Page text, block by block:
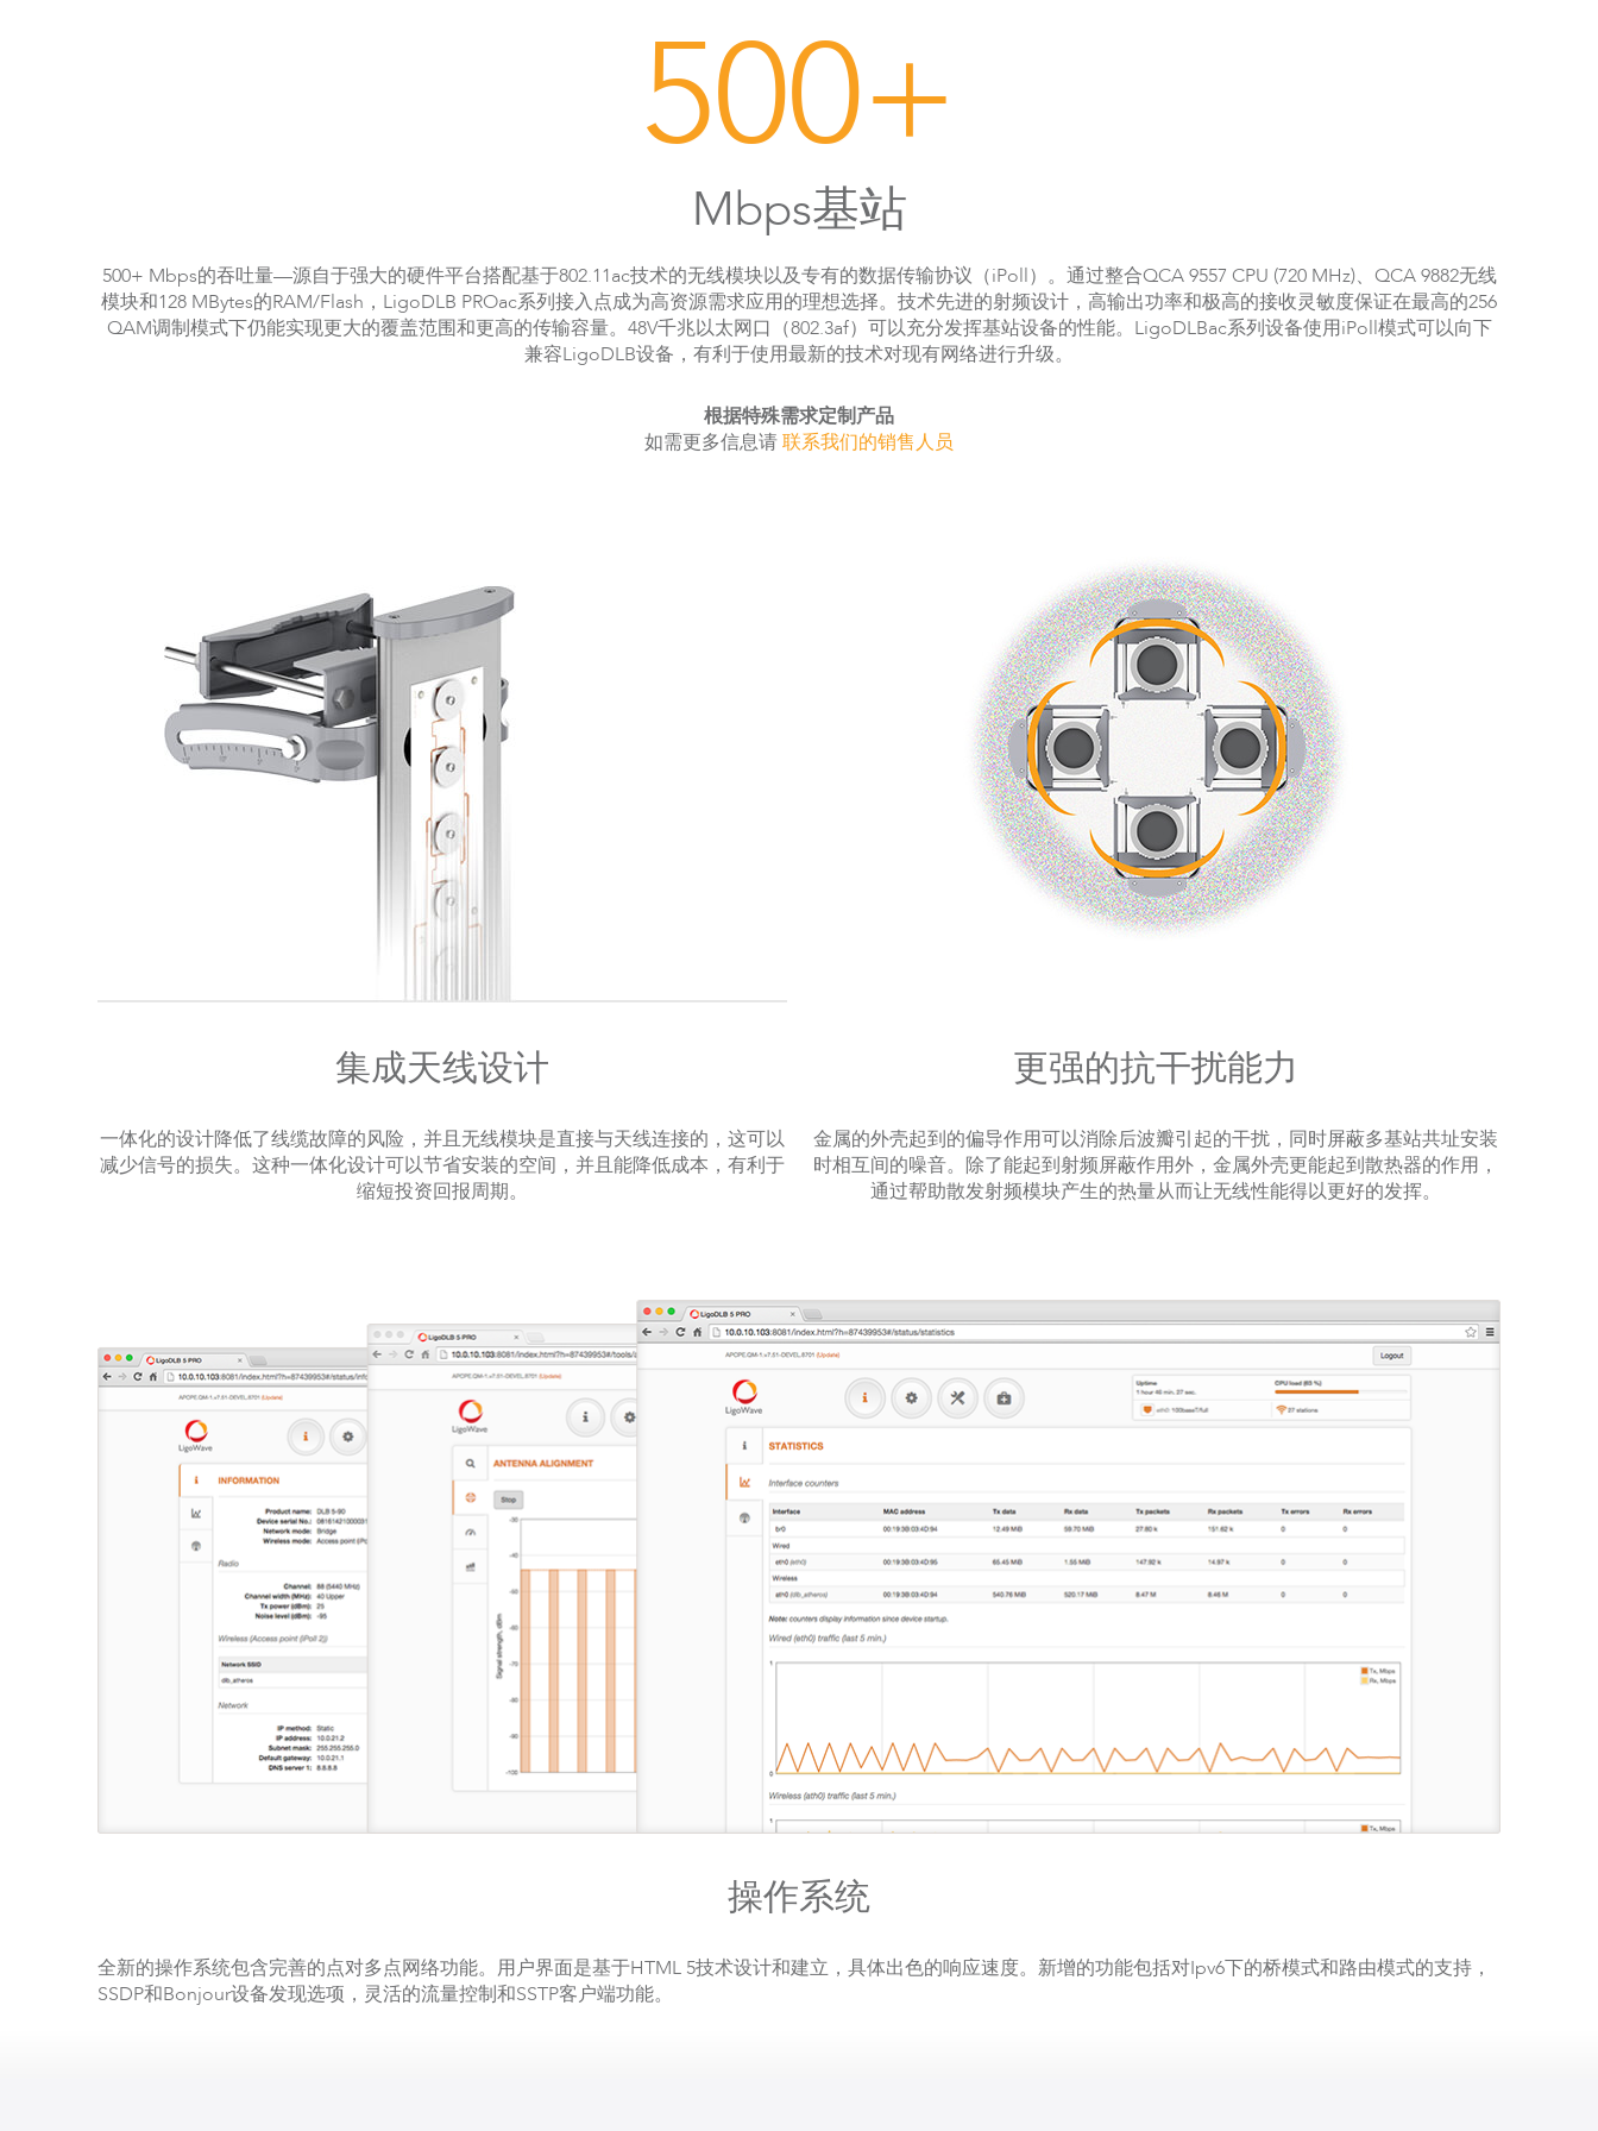
500+
Mbps基站
500+ Mbps的吞吐量—源自于强大的硬件平台搭配基于802.11ac技术的无线模块以及专有的数据传输协议（iPoll）。通过整合QCA 9557 CPU (720 MHz)、QCA 9882无线
模块和128 MBytes的RAM/Flash，LigoDLB PROac系列接入点成为高资源需求应用的理想选择。技术先进的射频设计，高输出功率和极高的接收灵敏度保证在最高的256
QAM调制模式下仍能实现更大的覆盖范围和更高的传输容量。48V千兆以太网口（802.3af）可以充分发挥基站设备的性能。LigoDLBac系列设备使用iPoll模式可以向下
兼容LigoDLB设备，有利于使用最新的技术对现有网络进行升级。
根据特殊需求定制产品
如需更多信息请联系我们的销售人员
集成天线设计
一体化的设计降低了线缆故障的风险，并且无线模块是直接与天线连接的，这可以
减少信号的损失。这种一体化设计可以节省安装的空间，并且能降低成本，有利于
缩短投资回报周期。
更强的抗干扰能力
金属的外壳起到的偏导作用可以消除后波瓣引起的干扰，同时屏蔽多基站共址安装
时相互间的噪音。除了能起到射频屏蔽作用外，金属外壳更能起到散热器的作用，
通过帮助散发射频模块产生的热量从而让无线性能得以更好的发挥。
操作系统
全新的操作系统包含完善的点对多点网络功能。用户界面是基于HTML 5技术设计和建立，具体出色的响应速度。新增的功能包括对Ipv6下的桥模式和路由模式的支持，
SSDP和Bonjour设备发现选项，灵活的流量控制和SSTP客户端功能。